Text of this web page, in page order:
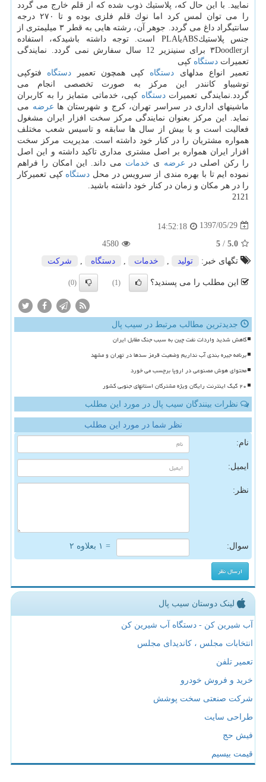
نمایید. با این حال كه، پلاستیك ذوب شده كه از قلم خارج می گردد
را می توان لمس كرد اما نوك قلم فلزی بوده و تا ۲۷۰ درجه
سانتیگراد داغ می گردد. جوهر آن، رشته هایی به قطر ۳ میلیمتری از
جنس پلاستیكABSیاPLA است. توجه داشته باشیدكه، استفاده
از۳Doodler برای سنینزیر 12 سال سفارش نمی گردد. نمایندگی
تعمیرات دستگاه كپی
تعمیر انواع مدلهای دستگاه كپی همچون تعمیر دستگاه فتوكپی
توشیباو كانندر این مركز به صورت تخصصی انجام می
گردد.نمایندگی تعمیراتدستگاه كپی، خدماتی متمایز را به كاربران
ماشینهای اداری در سراسر تهران، كرج و شهرستان ها عرضه می
نماید. این مركز بعنوان نمایندگی مركز سخت افزار ایران مشغول
فعالیت است و با بیش از سال ها سابقه و تاسیس شعب مختلف
همواره مشتریان را در كنار خود داشته است. مدیریت مركز سخت
افزار ایران همواره بر اصل مشتری مداری تاكید داشته و این اصل
را ركن اصلی در عرضه ی خدمات می داند. این امكان را فراهم
نموده ایم تا با بهره مندی از سرویس در محل دستگاه كپی تعمیركار
را در هر مكان و زمان در كنار خود داشته باشید.
2121
1397/05/29
14:52:18
5.0
/
5
4580
تگهای خبر:
تولید خدمات دستگاه شركت
این مطلب را می پسندید؟ (1)
(0)
جدیدترین مطالب مرتبط در سیب پال
کاهش شدید واردات نفت چین به سبب جنگ مقابل ایران
برنامه جیره بندی آب نداریم وضعیت قرمز سدها در تهران و مشهد
محتوای هوش مصنوعی در اروپا برچسب می خورد
۲۰ گیگ اینترنت رایگان ویژه مشترکان استانهای جنوبی کشور
نظرات بینندگان سیب پال در مورد این مطلب
نظر شما در مورد این مطلب
نام:
ایمیل:
نظر:
سوال: = ۱ بعلاوه ۲
لینک دوستان سیب پال
آب شیرین کن - دستگاه آب شیرین کن
انتخابات مجلس ، کاندیدای مجلس
تعمیر تلفن
خرید و فروش خودرو
شرکت صنعتی سخت پوشش
طراحی سایت
فیش حج
قیمت بیسیم